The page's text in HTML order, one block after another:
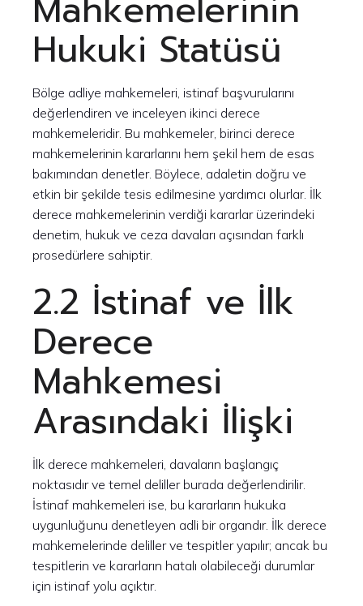
Hukuki Statüsü
Bölge adliye mahkemeleri, istinaf başvurularını
değerlendiren ve inceleyen ikinci derece
mahkemeleridir. Bu mahkemeler, birinci derece
mahkemelerinin kararlarını hem şekil hem de esas
bakımından denetler. Böylece, adaletin doğru ve
etkin bir şekilde tesis edilmesine yardımcı olurlar. İlk
derece mahkemelerinin verdiği kararlar üzerindeki
denetim, hukuk ve ceza davaları açısından farklı
prosedürlere sahiptir.
2.2 İstinaf ve İlk
Derece
Mahkemesi
Arasındaki İlişki
İlk derece mahkemeleri, davaların başlangıç
noktasıdır ve temel deliller burada değerlendirilir.
İstinaf mahkemeleri ise, bu kararların hukuka
uygunluğunu denetleyen adli bir organdır. İlk derece
mahkemelerinde deliller ve tespitler yapılır; ancak bu
tespitlerin ve kararların hatalı olabileceği durumlar
için istinaf yolu açıktır.